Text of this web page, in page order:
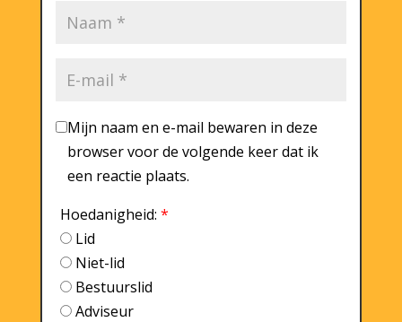
Mijn naam en e-mail bewaren in deze
browser voor de volgende keer dat ik
een reactie plaats.
Hoedanigheid: *
Lid
Niet-lid
Bestuurslid
Adviseur